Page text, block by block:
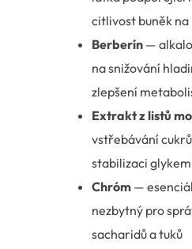
citlivost buněk na
Berberín —
na snižování
zlepšení
Extrakt z listů
vstřebávání
stabilizaci
Chróm —
nezbytný pro
sacharidů a tuků